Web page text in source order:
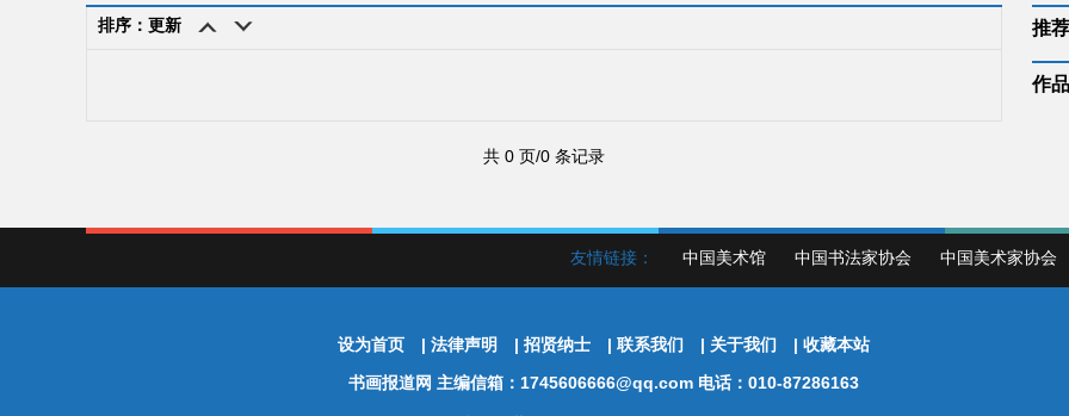
排序：更新
共 0 页/0 条记录
推
作
友情链接： 中国美术馆 中国书法家协会 中国美术家协会
设为首页 | 法律声明 | 招贤纳士 | 联系我们 | 关于我们 | 收藏本站
书画报道网 主编信箱：1745606666@qq.com 电话：010-87286163